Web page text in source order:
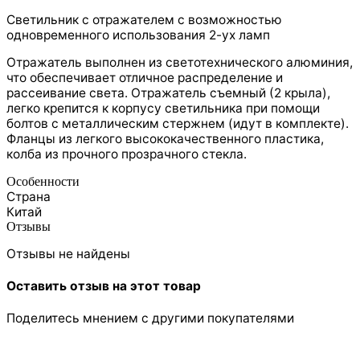
Светильник с отражателем с возможностью
одновременного использования 2-ух ламп
Отражатель выполнен из светотехнического алюминия,
что обеспечивает отличное распределение и
рассеивание света. Отражатель съемный (2 крыла),
легко крепится к корпусу светильника при помощи
болтов с металлическим стержнем (идут в комплекте).
Фланцы из легкого высококачественного пластика,
колба из прочного прозрачного стекла.
Особенности
Страна
Китай
Отзывы
Отзывы не найдены
Оставить отзыв на этот товар
Поделитесь мнением с другими покупателями